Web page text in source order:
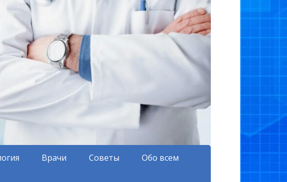
Врачи Советы Обо всем